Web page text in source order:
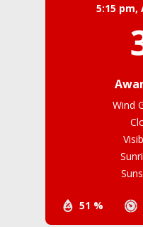
5:15 pm,
51 %
Wind